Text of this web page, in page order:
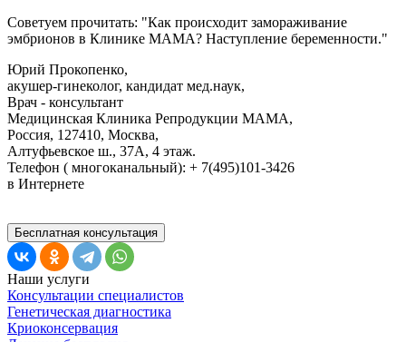
Советуем прочитать: "Как происходит замораживание
эмбрионов в Клинике МАМА? Наступление беременности."
Юрий Прокопенко,
акушер-гинеколог, кандидат мед.наук,
Врач - консультант
Медицинская Клиника Репродукции МАМА,
Россия, 127410, Москва,
Алтуфьевское ш., 37А, 4 этаж.
Телефон ( многоканальный): + 7(495)101-3426
в Интернете
Бесплатная консультация
Наши услуги
Консультации специалистов
Генетическая диагностика
Криоконсервация